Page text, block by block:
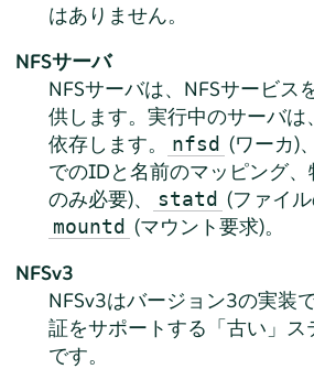
はありません。
NFSサーバ
NFSサーバは、NFSサービス
供します。実行中のサーバは
依存します。
nfsd (ワーカ)、
でのIDと名前のマッピング
のみ必要)、
statd (ファイ
mountd (マウント要求)。
NFSv3
NFSv3はバージョン3の実装
証をサポートする 「古い 」 ス
です。